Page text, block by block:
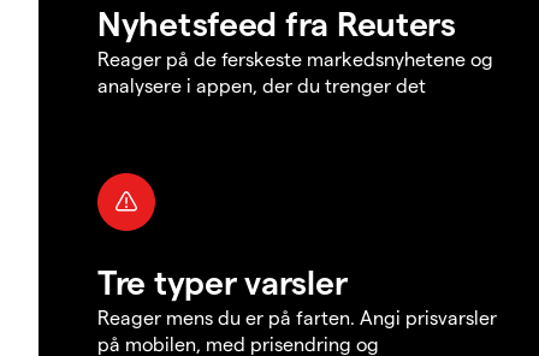
Nyhetsfeed fra Reuters
Reager på de ferskeste markedsnyhetene og
analysere i appen, der du trenger det
Tre typer varsler
Reager mens du er på farten. Angi prisvarsler
på mobilen, med prisendring og